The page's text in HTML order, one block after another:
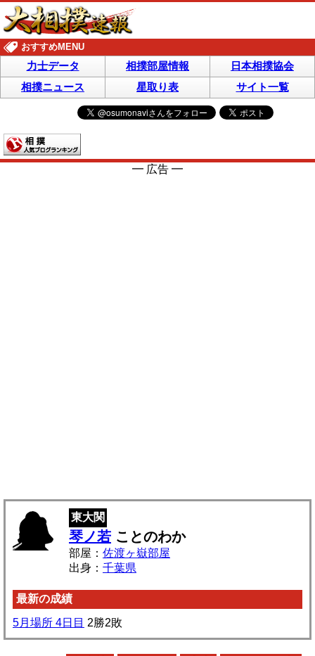
おすすめMENU
力士データ 相撲部屋情報
日本相撲協会
相撲ニュース
星取り表 サイト一覧
━ 広告 ━
東大関
琴ノ若 ことのわか
部屋： 佐渡ヶ嶽部屋
出身： 千葉県
最新の成績
5月場所 4日目 2勝2敗